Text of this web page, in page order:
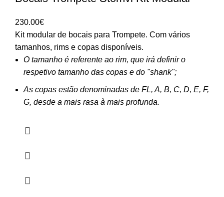
230.00€
Kit modular de bocais para Trompete. Com vários
tamanhos, rims e copas disponíveis.
O tamanho é referente ao rim, que irá definir o
respetivo tamanho das copas e do "shank";
As copas estão denominadas de FL, A, B, C, D, E, F,
G, desde a mais rasa à mais profunda.